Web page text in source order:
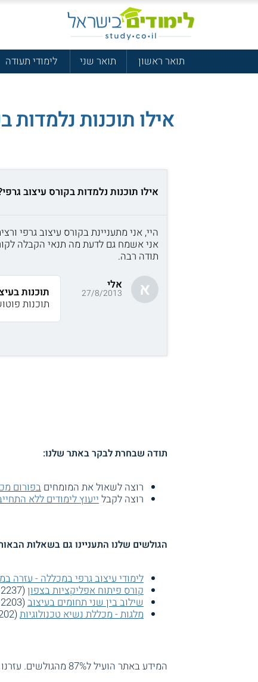
תואר ראשון תואר שני לימודי תעודה
אילו תוכנות נלמדות
אילו תוכנות נלמדות בקורס עיצוב
היי, אני מתעניינת בקורס עיצוב גרפי
אני אשמח גם לדעת מה תנאי הקבלה
תודה רבה.
א אלי
27/8/2013
תוכנות
תוכנות
תודה שבחרת לבקר באתר שלנו:
רוצה לשאול את המומחיםבפורום
רוצה לקבל ייעוץ לימודים ללא
הגולשים שלנו התעניינו גם בשאלות
לימודי עיצוב גרפי במכללה - עזרה
קורס פיתוח אפליקציות בצפון(2237 צפיות)
שילוב בין שני תחומים בעיצוב(2203 צפיות)
מלגות - מכללת נשיא טכנולוגיות(2202 צפיות)
המידע באתר הועיל ל87% מהגולשים.